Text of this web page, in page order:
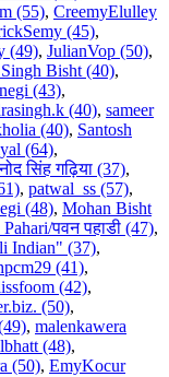
(55), CreemyElulley
(45),
(49), JulianVop (50),
Bisht (40),
(43),
(40), sameer
(40), Santosh
(64),
सिंह गढ़िया (37),
, patwal_ss (57),
(48), Mohan Bisht
पवन पहाडी (47),
Indian" (37),
(41),
(42),
(50),
, malenkawera
(48),
(50), EmyKocur